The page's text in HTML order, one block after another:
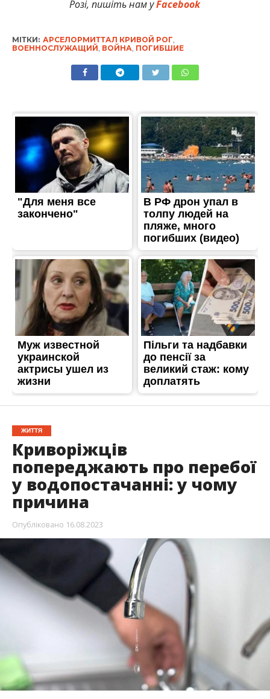
Розі, пишіть нам уFacebook
МІТКИ: АРСЕЛОРМИТТАЛ КРИВОЙ РОГ,
ВОЕННОСЛУЖАЩИЙ, ВОЙНА, ПОГИБШИЕ
ЖИТТЯ
Криворіжців
попереджають про перебої
у водопостачанні: у чому
причина
Опубліковано 16.08.2023